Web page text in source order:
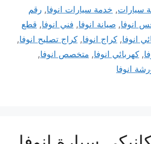
سيارات, خدمة سيارات انوفا, رقم
انوفا, صيانة انوفا, فني انوفا, قطع
انوفا, كراج انوفا, كراج تصليح انوفا,
, كهربائي انوفا, متخصص انوفا,
انوفا